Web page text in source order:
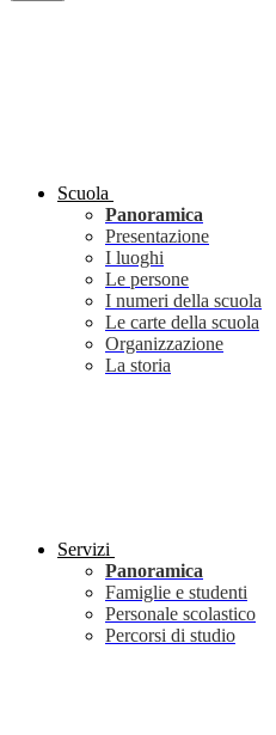
Scuola
Panoramica
Presentazione
I luoghi
Le persone
I numeri della scuola
Le carte della scuola
Organizzazione
La storia
Servizi
Panoramica
Famiglie e studenti
Personale scolastico
Percorsi di studio